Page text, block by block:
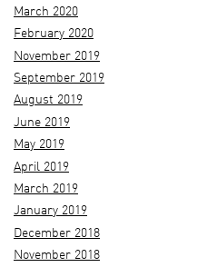
March 2020
February 2020
November 2019
September 2019
August 2019
June 2019
May 2019
April 2019
March 2019
January 2019
December 2018
November 2018